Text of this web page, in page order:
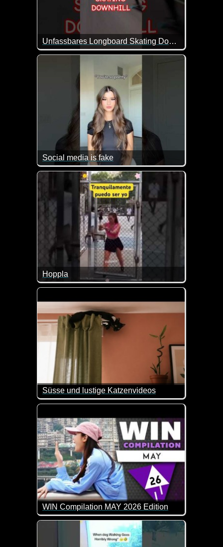
Unfassbares Longboard Skating Downhill
Social media is fake
Hoppla
Süsse und lustige Katzenvideos
Ein weiterer Teil dieser lustigen Videos mit
WIN Compilation MAY 2026 Edition
58 der besten Video-Clips des Monats April in 15